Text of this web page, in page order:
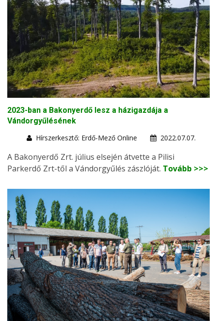
2023-ban a Bakonyerdő lesz a házigazdája a
Vándorgyűlésének
Hírszerkesztő: Erdő-Mező Online
2022.07.07.
A Bakonyerdő Zrt. július elsején átvette a Pilisi
Parkerdő Zrt-től a Vándorgyűlés zászlóját. Tovább >>>